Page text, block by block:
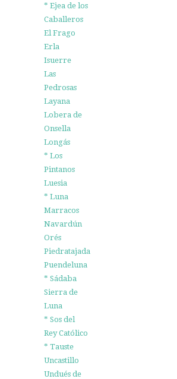
* Ejea de los
Caballeros
El Frago
Erla
Isuerre
Las
Pedrosas
Layana
Lobera de
Onsella
Longás
* Los
Pintanos
Luesia
* Luna
Marracos
Navardún
Orés
Piedratajada
Puendeluna
* Sádaba
Sierra de
Luna
* Sos del
Rey Católico
* Tauste
Uncastillo
Undués de